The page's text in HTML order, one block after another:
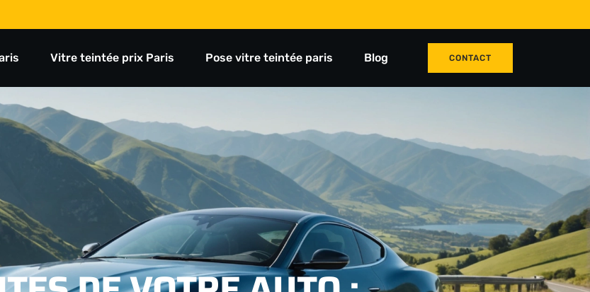
Vitre teintée prix Paris Pose vitre teintée paris Blog CONTACT